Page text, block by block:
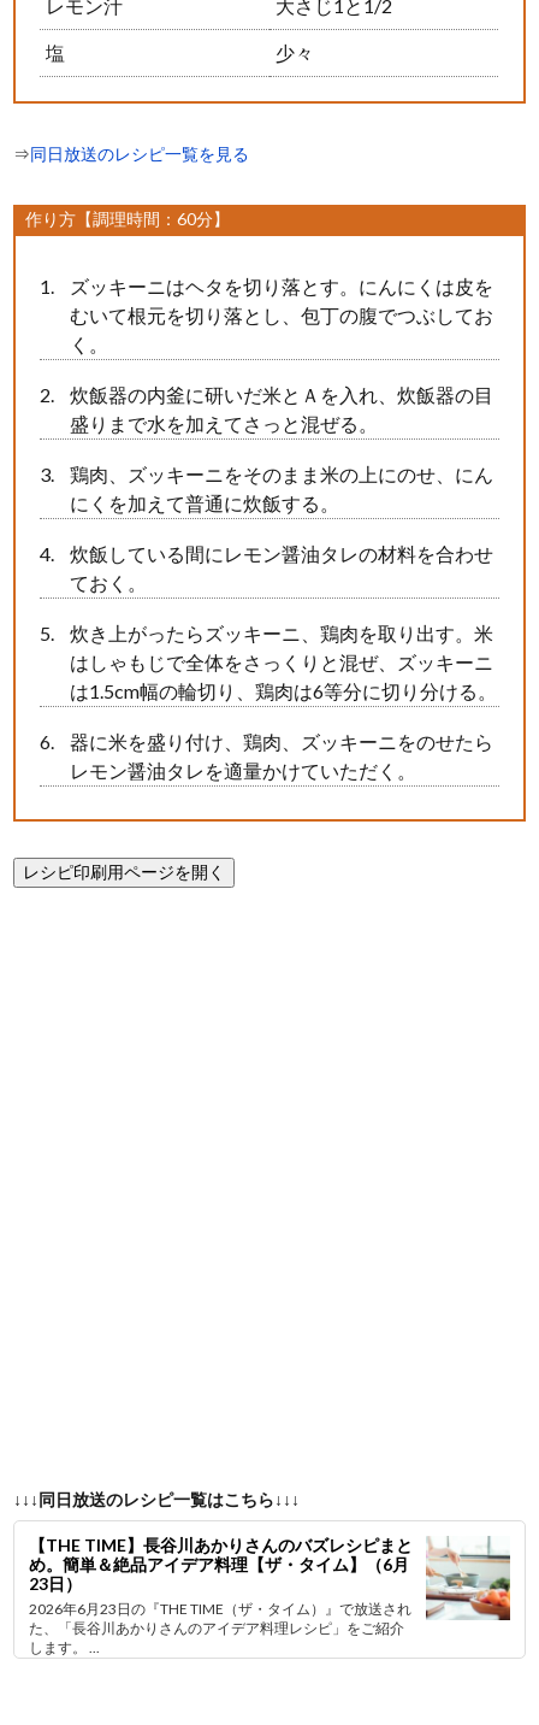
レモン汁 大さじ1と1/2
塩 少々
⇒同日放送のレシピ一覧を見る
作り方【調理時間：60分】
ズッキーニはヘタを切り落とす。にんにくは皮を
むいて根元を切り落とし、包丁の腹でつぶしてお
く。
炊飯器の内釜に研いだ米とＡを入れ、炊飯器の目
盛りまで水を加えてさっと混ぜる。
鶏肉、ズッキーニをそのまま米の上にのせ、にん
にくを加えて普通に炊飯する。
炊飯している間にレモン醤油タレの材料を合わせ
ておく。
炊き上がったらズッキーニ、鶏肉を取り出す。米
はしゃもじで全体をさっくりと混ぜ、ズッキーニ
は1.5cm幅の輪切り、鶏肉は6等分に切り分ける。
器に米を盛り付け、鶏肉、ズッキーニをのせたら
レモン醤油タレを適量かけていただく。
↓↓↓同日放送のレシピ一覧はこちら↓↓↓
【THE TIME】長谷川あかりさんのバズレシピまと
め。簡単＆絶品アイデア料理【ザ・タイム】（6月
23日）
2026年6月23日の『THE TIME（ザ・タイム）』で放送され
た、「長谷川あかりさんのアイデア料理レシピ」をご紹介
します。 ...